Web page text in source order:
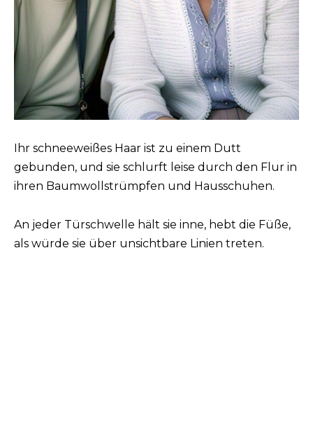
Ihr schneeweißes Haar ist zu einem Dutt
gebunden, und sie schlurft leise durch den Flur in
ihren Baumwollstrümpfen und Hausschuhen.
An jeder Türschwelle hält sie inne, hebt die Füße,
als würde sie über unsichtbare Linien treten.